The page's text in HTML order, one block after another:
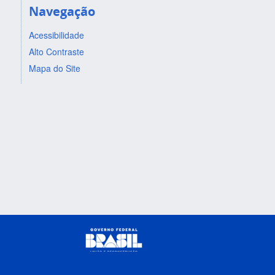
Navegação
Acessibilidade
Alto Contraste
Mapa do Site